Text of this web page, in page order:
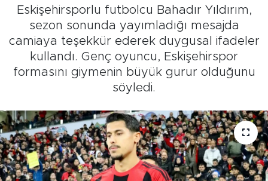
Eskişehirsporlu futbolcu Bahadır Yıldırım,
sezon sonunda yayımladığı mesajda
camiaya teşekkür ederek duygusal ifadeler
kullandı. Genç oyuncu, Eskişehirspor
formasını giymenin büyük gurur olduğunu
söyledi.